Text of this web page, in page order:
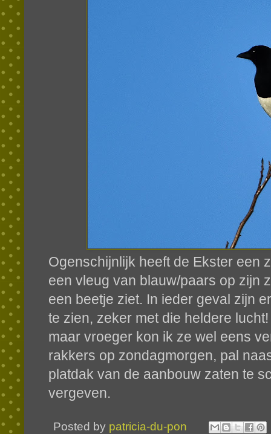
Ogenschijnlijk heeft de Ekster een
een vleug van blauw/paars op zijn
een beetje ziet. In ieder geval zijn
te zien, zeker met die heldere
maar vroeger kon ik ze wel eens
rakkers op zondagmorgen, pal
platdak van de aanbouw zaten te
vergeven.
Posted by patricia-du-pon